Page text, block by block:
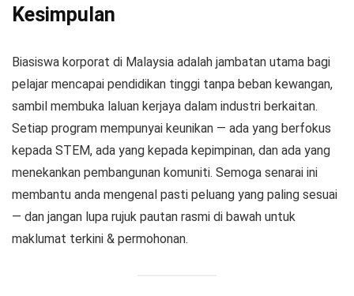
Kesimpulan
Biasiswa korporat di Malaysia adalah jambatan utama bagi
pelajar mencapai pendidikan tinggi tanpa beban kewangan,
sambil membuka laluan kerjaya dalam industri berkaitan.
Setiap program mempunyai keunikan — ada yang berfokus
kepada STEM, ada yang kepada kepimpinan, dan ada yang
menekankan pembangunan komuniti. Semoga senarai ini
membantu anda mengenal pasti peluang yang paling sesuai
— dan jangan lupa rujuk pautan rasmi di bawah untuk
maklumat terkini & permohonan.